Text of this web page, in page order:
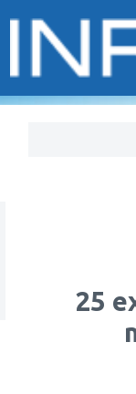
25